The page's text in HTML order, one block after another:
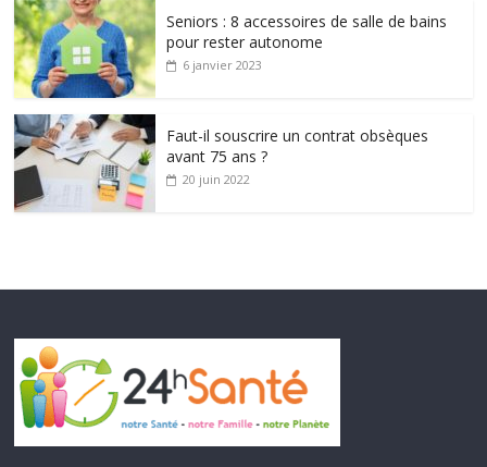
Seniors : 8 accessoires de salle de bains
pour rester autonome
6 janvier 2023
Faut-il souscrire un contrat obsèques
avant 75 ans ?
20 juin 2022